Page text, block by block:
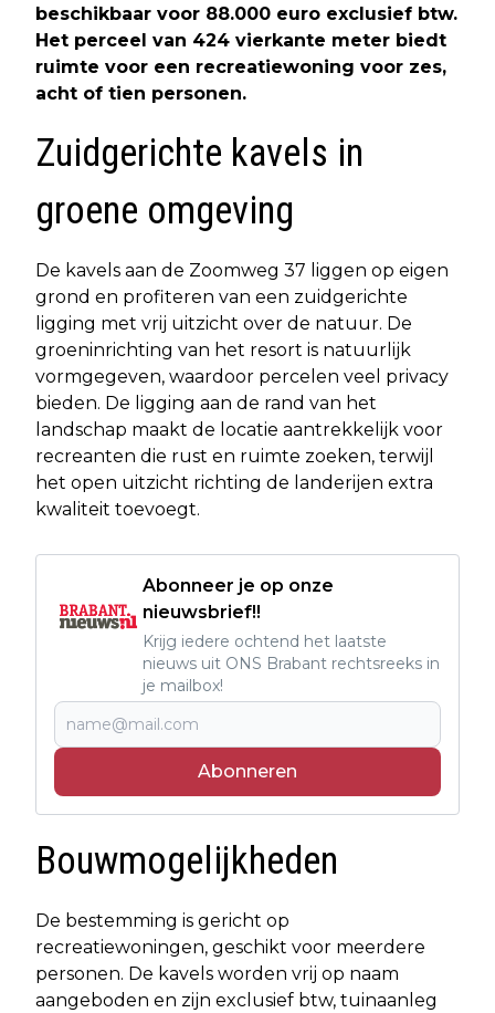
beschikbaar voor 88.000 euro exclusief btw.
Het perceel van 424 vierkante meter biedt
ruimte voor een recreatiewoning voor zes,
acht of tien personen.
Zuidgerichte kavels in
groene omgeving
De kavels aan de Zoomweg 37 liggen op eigen
grond en profiteren van een zuidgerichte
ligging met vrij uitzicht over de natuur. De
groeninrichting van het resort is natuurlijk
vormgegeven, waardoor percelen veel privacy
bieden. De ligging aan de rand van het
landschap maakt de locatie aantrekkelijk voor
recreanten die rust en ruimte zoeken, terwijl
het open uitzicht richting de landerijen extra
kwaliteit toevoegt.
Abonneer je op onze
nieuwsbrief!!
Krijg iedere ochtend het laatste
nieuws uit ONS Brabant rechtsreeks in
je mailbox!
Abonneren
Bouwmogelijkheden
De bestemming is gericht op
recreatiewoningen, geschikt voor meerdere
personen. De kavels worden vrij op naam
aangeboden en zijn exclusief btw, tuinaanleg